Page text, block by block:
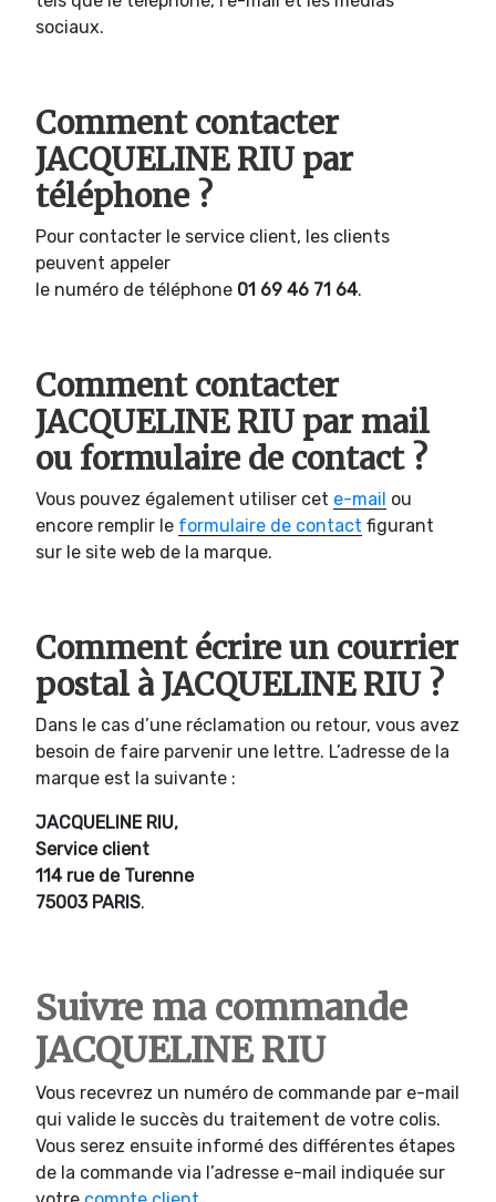
sociaux.
Comment contacter
JACQUELINE RIU par
téléphone ?
Pour contacter le service client, les clients
peuvent appeler
le numéro de téléphone 01 69 46 71 64.
Comment contacter
JACQUELINE RIU par mail
ou formulaire de contact ?
Vous pouvez également utiliser cet e-mail ou
encore remplir le formulaire de contact figurant
sur le site web de la marque.
Comment écrire un courrier
postal à JACQUELINE RIU ?
Dans le cas d’une réclamation ou retour, vous avez
besoin de faire parvenir une lettre. L’adresse de la
marque est la suivante :
JACQUELINE RIU,
Service client
114 rue de Turenne
75003 PARIS.
Suivre ma commande
JACQUELINE RIU
Vous recevrez un numéro de commande par e-mail
qui valide le succès du traitement de votre colis.
Vous serez ensuite informé des différentes étapes
de la commande via l’adresse e-mail indiquée sur